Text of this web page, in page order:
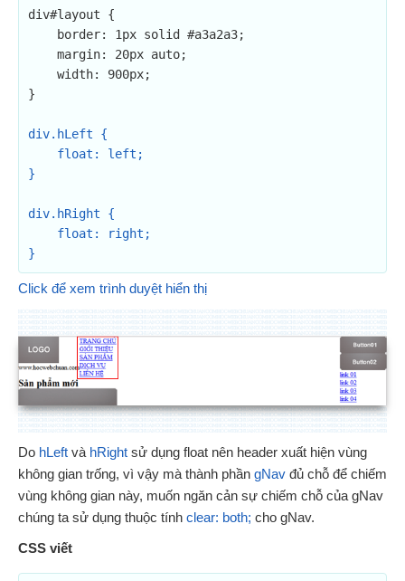
div#layout {
}
div.hLeft {
}
div.hRight {
}
Click để xem trình duyệt hiển thị
Do hLeft và hRight sử dụng float nên header xuất hiện vùng
không gian trống, vì vậy mà thành phần gNav đủ chỗ để chiếm
vùng không gian này, muốn ngăn cản sự chiếm chỗ của gNav
chúng ta sử dụng thuộc tính clear: both; cho gNav.
CSS viết